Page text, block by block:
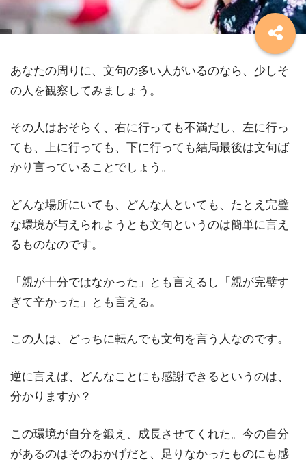
あなたの周りに、文句の多い人がいるのなら、少しそ
の人を観察してみましょう。
その人はおそらく、右に行っても不満だし、左に行っ
ても、上に行っても、下に行っても結局最後は文句ば
かり言っていることでしょう。
どんな場所にいても、どんな人といても、たとえ完璧
な環境が与えられようとも文句というのは簡単に言え
るものなのです。
「親が十分ではなかった」とも言えるし「親が完璧す
ぎて辛かった」とも言える。
この人は、どっちに転んでも文句を言う人なのです。
逆に言えば、どんなことにも感謝できるというのは、
分かりますか？
この環境が自分を鍛え、成長させてくれた。今の自分
があるのはそのおかげだと、足りなかったものにも感